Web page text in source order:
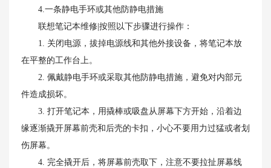
4.一条静电手环或其他防静电措施
联想笔记本维修|按照以下步骤进行操作：
1. 关闭电源，拔掉电源线和其他外接设备，将笔记本放
在平整的工作台上。
2. 佩戴静电手环或采取其他防静电措施，避免对内部元
件造成损坏。
3. 打开笔记本，用撬棒或吸盘从屏幕下方开始，沿着边
缘逐渐撬开屏幕前壳和后壳的卡扣，小心不要用力过猛或者划
伤屏幕。
4. 完全撬开后，将屏幕前壳取下，注意不要拉扯屏幕线